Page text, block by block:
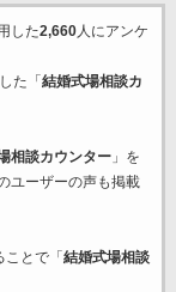
した2,660人にアンケ
た「 結婚式場相談カ
相談カウンター」を
ユーザーの声も掲載
とで「 結婚式場相談